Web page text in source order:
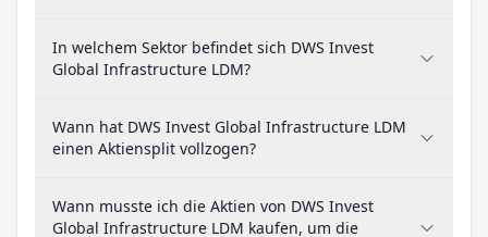
In welchem Sektor befindet sich DWS Invest
Global Infrastructure LDM?
Wann hat DWS Invest Global Infrastructure LDM
einen Aktiensplit vollzogen?
Wann musste ich die Aktien von DWS Invest
Global Infrastructure LDM kaufen, um die